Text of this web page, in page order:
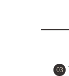
03